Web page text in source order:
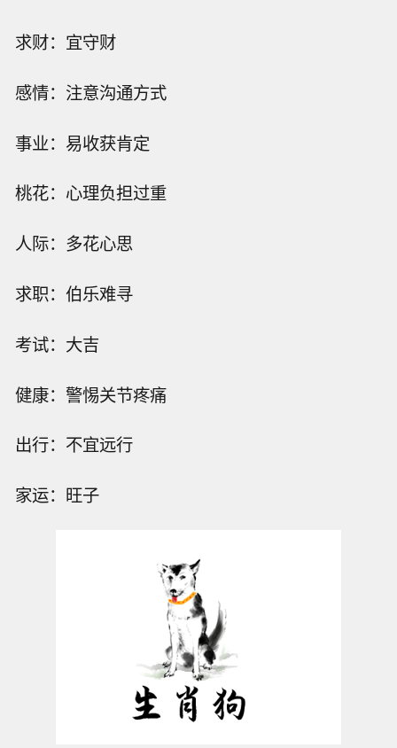
求财：宜守财
感情：注意沟通方式
事业：易收获肯定
桃花：心理负担过重
人际：多花心思
求职：伯乐难寻
考试：大吉
健康：警惕关节疼痛
出行：不宜远行
家运：旺子